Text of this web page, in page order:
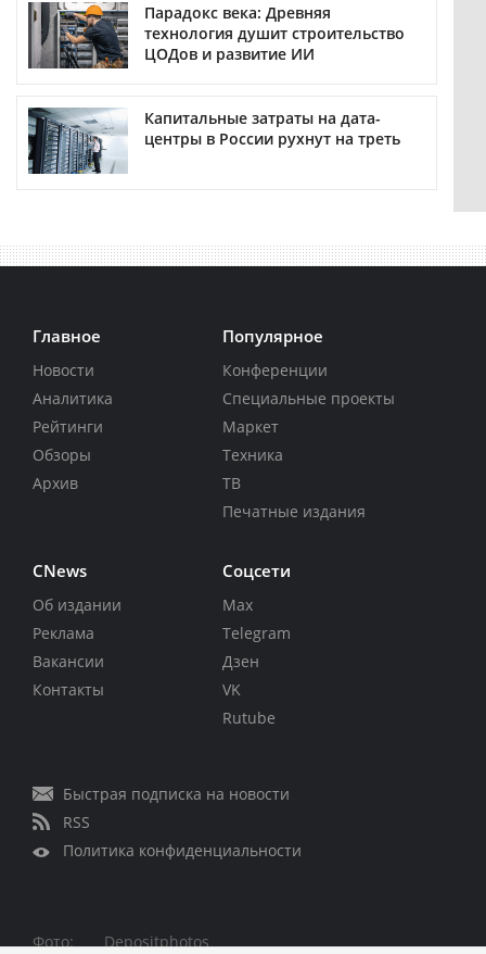
Парадокс века: Древняя
технология душит строительство
ЦОДов и развитие ИИ
Капитальные затраты на дата-
центры в России рухнут на треть
Главное
Новости
Аналитика
Рейтинги
Обзоры
Архив
Популярное
Конференции
Специальные проекты
Маркет
Техника
ТВ
Печатные издания
CNews
Об издании
Реклама
Вакансии
Контакты
Соцсети
Max
Telegram
Дзен
VK
Rutube
Быстрая подписка на новости
RSS
Политика конфиденциальности
Фото: Depositphotos